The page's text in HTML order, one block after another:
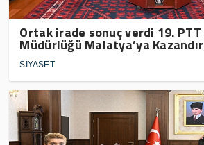
Ortak irade sonuç verdi 19. PTT
Müdürlüğü Malatya’ya
SİYASET